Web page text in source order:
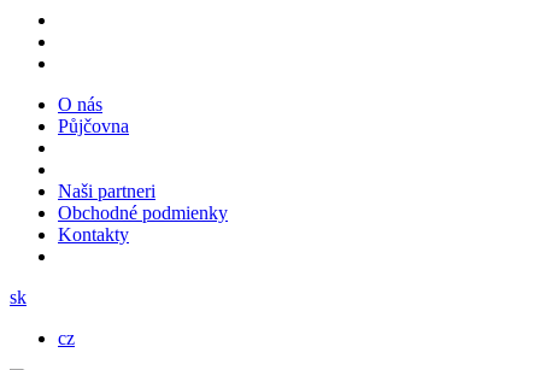
O nás
Půjčovna
Naši partneri
Obchodné podmienky
Kontakty
sk
cz